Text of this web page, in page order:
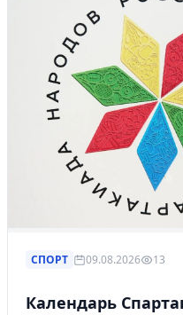
СПОРТ 09.08.2026 13
Календарь